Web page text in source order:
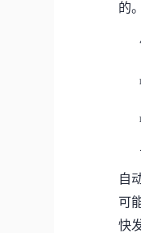
的。
l
l
自
可
快